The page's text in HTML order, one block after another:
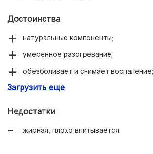
Достоинства
натуральные компоненты;
умеренное разогревание;
обезболивает и снимает воспаление;
не вызывает побочных.
Загрузить еще
Недостатки
жирная, плохо впитывается.